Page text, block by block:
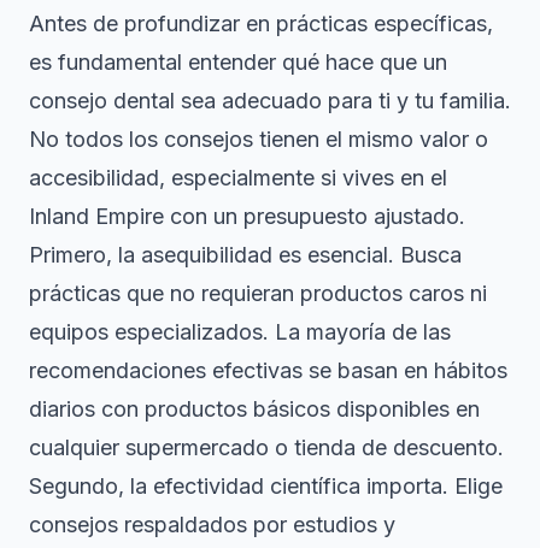
Antes de profundizar en prácticas específicas,
es fundamental entender qué hace que un
consejo dental sea adecuado para ti y tu familia.
No todos los consejos tienen el mismo valor o
accesibilidad, especialmente si vives en el
Inland Empire con un presupuesto ajustado.
Primero, la asequibilidad es esencial. Busca
prácticas que no requieran productos caros ni
equipos especializados. La mayoría de las
recomendaciones efectivas se basan en hábitos
diarios con productos básicos disponibles en
cualquier supermercado o tienda de descuento.
Segundo, la efectividad científica importa. Elige
consejos respaldados por estudios y